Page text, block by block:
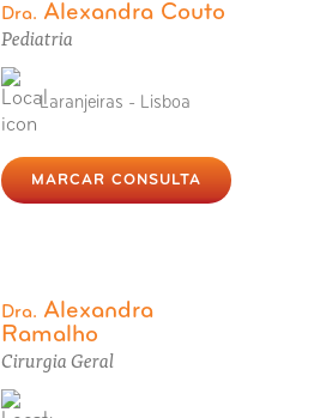
Dra. Alexandra Couto
Pediatria
Laranjeiras - Lisboa
MARCAR CONSULTA
Dra. Alexandra
Ramalho
Cirurgia Geral